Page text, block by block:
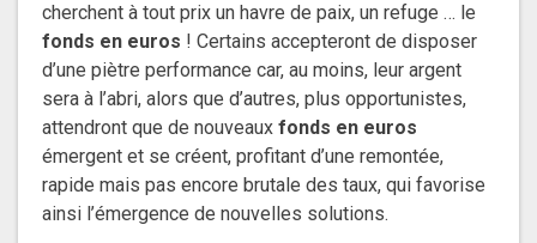
cherchent à tout prix un havre de paix, un refuge … le
fonds en euros ! Certains accepteront de disposer
d’une piètre performance car, au moins, leur argent
sera à l’abri, alors que d’autres, plus opportunistes,
attendront que de nouveaux fonds en euros
émergent et se créent, profitant d’une remontée,
rapide mais pas encore brutale des taux, qui favorise
ainsi l’émergence de nouvelles solutions.